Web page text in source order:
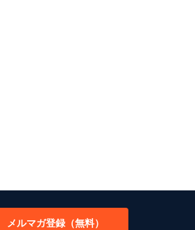
メルマガ登録（無料）